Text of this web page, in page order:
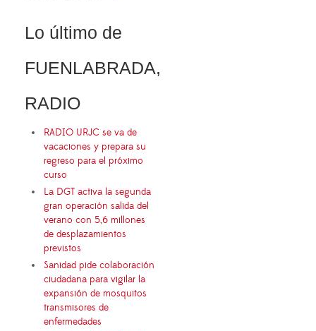
Lo último de
FUENLABRADA,
RADIO
RADIO URJC se va de
vacaciones y prepara su
regreso para el próximo
curso
La DGT activa la segunda
gran operación salida del
verano con 5,6 millones
de desplazamientos
previstos
Sanidad pide colaboración
ciudadana para vigilar la
expansión de mosquitos
transmisores de
enfermedades